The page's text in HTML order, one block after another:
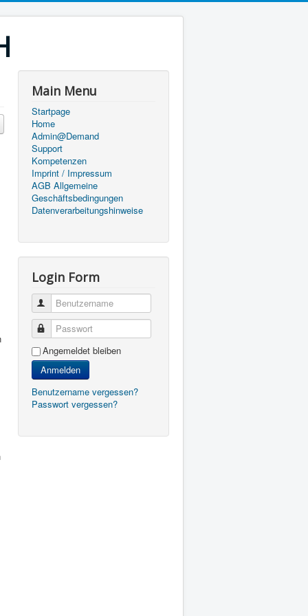
Main Menu
Startpage
Home
Admin@Demand
Support
Kompetenzen
Imprint / Impressum
AGB Allgemeine
Geschäftsbedingungen
Datenverarbeitungshinweise
Login Form
Benutzername
Passwort
Angemeldet bleiben
Anmelden
Benutzername vergessen?
Passwort vergessen?